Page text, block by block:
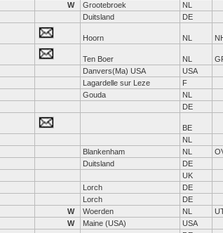
W Grootebroek
NL
Duitsland DE
Hoorn NL
Ten Boer NL
Danvers(Ma) USA
USA
Lagardelle sur Leze
F
Gouda
NL
DE
BE
NL
Blankenham NL
Duitsland
DE
UK
Lorch
DE
Lorch
DE
W Woerden NL
W Maine (USA)
USA